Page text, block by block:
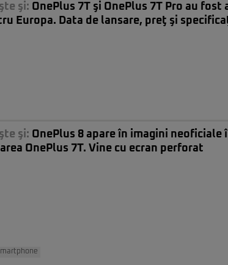
şi: OnePlus 7T şi OnePlus 7T Pro au fost
Europa. Data de lansare, preţ şi
şi: OnePlus 8 apare în imagini neoficiale
OnePlus 7T. Vine cu ecran perforat